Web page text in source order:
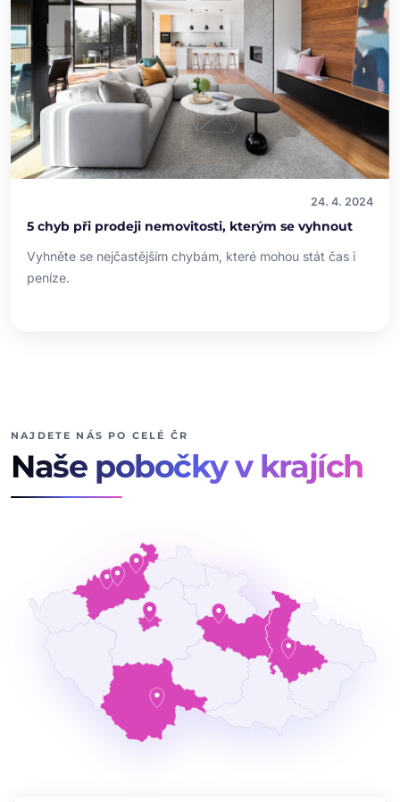
24. 4. 2024
5 chyb při prodeji nemovitosti, kterým se vyhnout
Vyhněte se nejčastějším chybám, které mohou stát čas i
peníze.
NAJDETE NÁS PO CELÉ ČR
Naše pobočky v krajích